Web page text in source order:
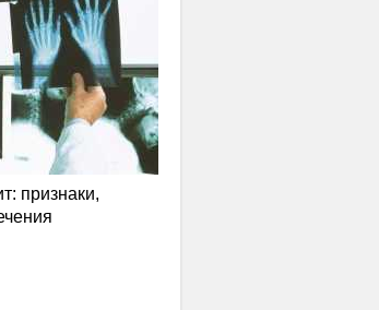
признаки,